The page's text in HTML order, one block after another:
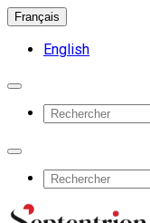
Français
English